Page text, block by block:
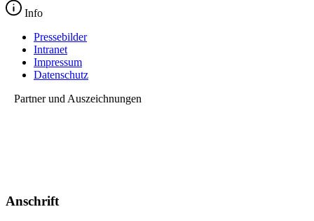
Info
Pressebilder
Intranet
Impressum
Datenschutz
Partner und Auszeichnungen
Anschrift